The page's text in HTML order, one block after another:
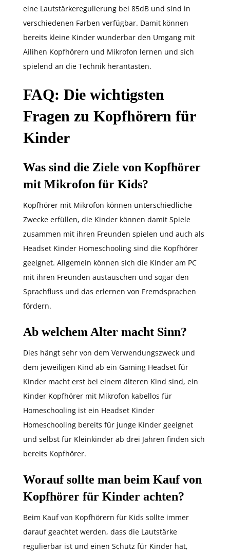
eine Lautstärkeregulierung bei 85dB und sind in
verschiedenen Farben verfügbar. Damit können
bereits kleine Kinder wunderbar den Umgang mit
Ailihen Kopfhörern und Mikrofon lernen und sich
spielend an die Technik herantasten.
FAQ: Die wichtigsten
Fragen zu Kopfhörern für
Kinder
Was sind die Ziele von Kopfhörer
mit Mikrofon für Kids?
Kopfhörer mit Mikrofon können unterschiedliche
Zwecke erfüllen, die Kinder können damit Spiele
zusammen mit ihren Freunden spielen und auch als
Headset Kinder Homeschooling sind die Kopfhörer
geeignet. Allgemein können sich die Kinder am PC
mit ihren Freunden austauschen und sogar den
Sprachfluss und das erlernen von Fremdsprachen
fördern.
Ab welchem Alter macht Sinn?
Dies hängt sehr von dem Verwendungszweck und
dem jeweiligen Kind ab ein Gaming Headset für
Kinder macht erst bei einem älteren Kind sind, ein
Kinder Kopfhörer mit Mikrofon kabellos für
Homeschooling ist ein Headset Kinder
Homeschooling bereits für junge Kinder geeignet
und selbst für Kleinkinder ab drei Jahren finden sich
bereits Kopfhörer.
Worauf sollte man beim Kauf von
Kopfhörer für Kinder achten?
Beim Kauf von Kopfhörern für Kids sollte immer
darauf geachtet werden, dass die Lautstärke
regulierbar ist und einen Schutz für Kinder hat,